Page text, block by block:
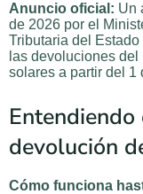
Anuncio oficial: Un
de 2026 por el
Tributaria del
las devoluciones
solares a partir del 1
devolución
Cómo funciona